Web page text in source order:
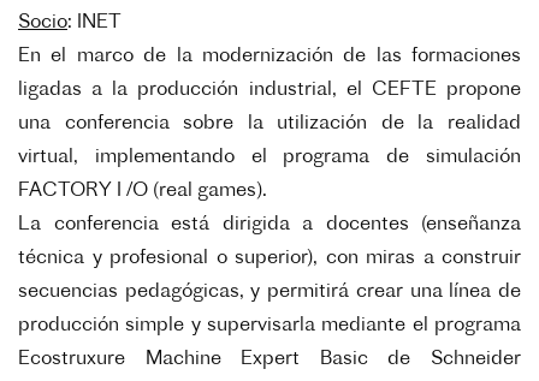
Socio: INET
En el marco de la modernización de las formaciones
ligadas a la producción industrial, el CEFTE propone
una conferencia sobre la utilización de la realidad
virtual, implementando el programa de simulación
FACTORY I /O (real games).
La conferencia está dirigida a docentes (enseñanza
técnica y profesional o superior), con miras a construir
secuencias pedagógicas, y permitirá crear una línea de
producción simple y supervisarla mediante el programa
Ecostruxure Machine Expert Basic de Schneider